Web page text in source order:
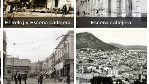
El Reloj y Escena callejera. Escena callejera.